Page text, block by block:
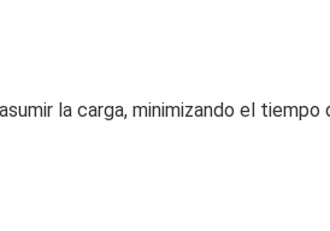
la carga, minimizando el